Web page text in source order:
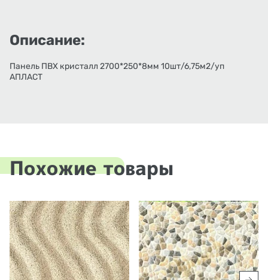
Описание:
Панель ПВХ кристалл 2700*250*8мм 10шт/6,75м2/уп
АПЛАСТ
Похожие товары